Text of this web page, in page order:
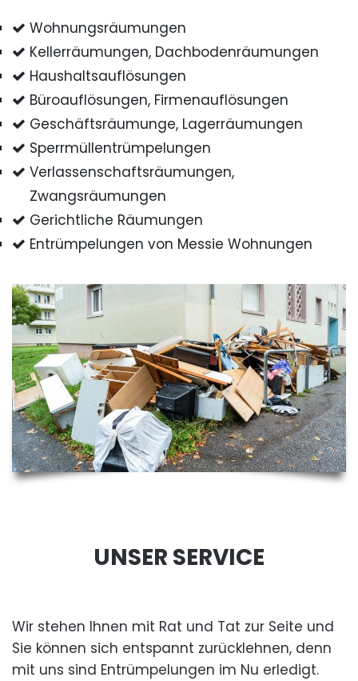
Wohnungsräumungen
Kellerräumungen, Dachbodenräumungen
Haushaltsauflösungen
Büroauflösungen, Firmenauflösungen
Geschäftsräumunge, Lagerräumungen
Sperrmüllentrümpelungen
Verlassenschaftsräumungen,
Zwangsräumungen
Gerichtliche Räumungen
Entrümpelungen von Messie Wohnungen
UNSER SERVICE
Wir stehen Ihnen mit Rat und Tat zur Seite und
Sie können sich entspannt zurücklehnen, denn
mit uns sind Entrümpelungen im Nu erledigt.